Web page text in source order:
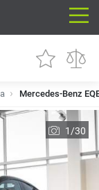
Mercedes-Benz
1/30